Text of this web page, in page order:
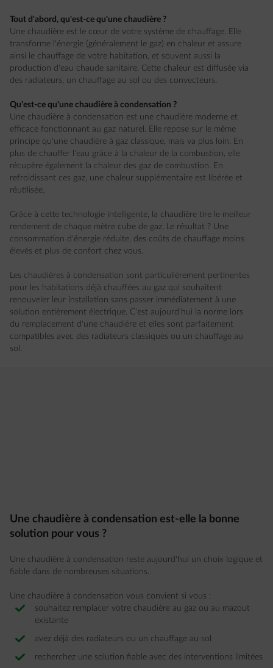
Tout d'abord, qu'est-ce qu'une chaudière ?
Une chaudière est le cœur de votre système de chauffage. Elle
transforme l'énergie (généralement le gaz) en chaleur et assure
ainsi le chauffage de votre habitation, et souvent aussi la
production d'eau chaude sanitaire. Cette chaleur est diffusée via
des radiateurs, un chauffage au sol ou des convecteurs.
Qu'est-ce qu'une chaudière à condensation ?
Une chaudière à condensation est une chaudière moderne et
efficace fonctionnant au gaz naturel. Elle repose sur le même
principe qu'une chaudière à gaz classique, mais va plus loin. En
plus de chauffer l'eau grâce à la chaleur de la combustion, elle
récupère également la chaleur des gaz de combustion. En
refroidissant ces gaz, une chaleur supplémentaire est libérée et
réutilisée.
Grâce à cette technologie intelligente, la chaudière tire le meilleur
rendement de chaque mètre cube de gaz. Le résultat ? Une
consommation d'énergie réduite, des coûts de chauffage moins
élevés et plus de confort chez vous.
Les chaudières à condensation sont particulièrement pertinentes
pour les habitations déjà chauffées au gaz qui souhaitent
renouveler leur installation sans passer immédiatement à une
solution entièrement électrique. C'est aujourd'hui la norme lors
du remplacement d'une chaudière et elles sont parfaitement
compatibles avec des radiateurs classiques ou un chauffage au
sol.
Une chaudière à condensation est-elle la bonne
solution pour vous ?
Une chaudière à condensation reste aujourd'hui un choix logique et
fiable dans de nombreuses situations.
Une chaudière à condensation vous convient si vous :
souhaitez remplacer votre chaudière au gaz ou au mazout
existante
avez déjà des radiateurs ou un chauffage au sol
recherchez une solution fiable avec des interventions limitées